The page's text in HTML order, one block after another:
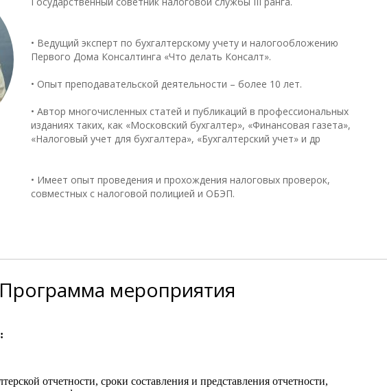
• Ведущий эксперт по бухгалтерскому учету и налогообложению
Первого Дома Консалтинга «Что делать Консалт».
• Опыт преподавательской деятельности – более 10 лет.
• Автор многочисленных статей и публикаций в профессиональных
изданиях таких, как «Московский бухгалтер», «Финансовая газета»,
«Налоговый учет для бухгалтера», «Бухгалтерский учет» и др
• Имеет опыт проведения и прохождения налоговых проверок,
совместных с налоговой полицией и ОБЭП.
Программа мероприятия